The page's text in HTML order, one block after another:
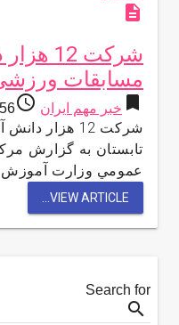
description
شركت
مسابقات
bookmark خبر مهم ایران access_time
56 years ago
شركت 12
تابستان به گزارش
عمومي وزارت
VIEW ARTICLE...
Search for
search